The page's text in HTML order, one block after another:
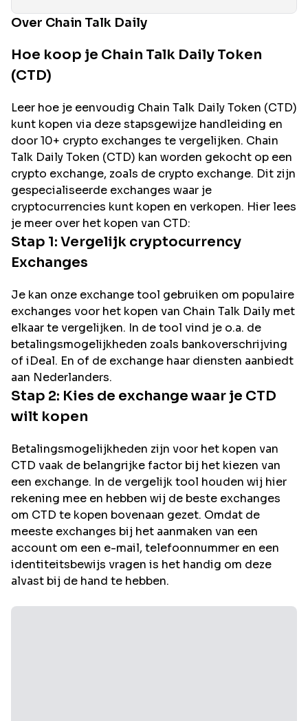
Over Chain Talk Daily
Hoe koop je Chain Talk Daily Token
(CTD)
Leer hoe je eenvoudig Chain Talk DailyToken (CTD)
kunt kopen via deze stapsgewijze handleiding en
door 10+ crypto exchanges te vergelijken. Chain
Talk DailyToken (CTD) kan worden gekocht op een
crypto exchange, zoals de crypto exchange. Dit zijn
gespecialiseerde exchanges waar je
cryptocurrencies kunt kopen en verkopen. Hier lees
je meer over het kopen van CTD:
Stap 1: Vergelijk cryptocurrency
Exchanges
Je kan onze exchange tool gebruiken om populaire
exchanges voor het kopen van Chain Talk Daily met
elkaar te vergelijken. In de tool vind je o.a. de
betalingsmogelijkheden zoals bankoverschrijving
of iDeal. En of de exchange haar diensten aanbiedt
aan Nederlanders.
Stap 2: Kies de exchange waar je CTD
wilt kopen
Betalingsmogelijkheden zijn voor het kopen van
CTD vaak de belangrijke factor bij het kiezen van
een exchange. In de vergelijk tool houden wij hier
rekening mee en hebben wij de beste exchanges
om CTD te kopen bovenaan gezet. Omdat de
meeste exchanges bij het aanmaken van een
account om een e-mail, telefoonnummer en een
identiteitsbewijs vragen is het handig om deze
alvast bij de hand te hebben.